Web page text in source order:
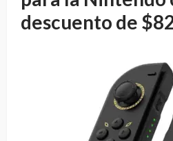
descuento de